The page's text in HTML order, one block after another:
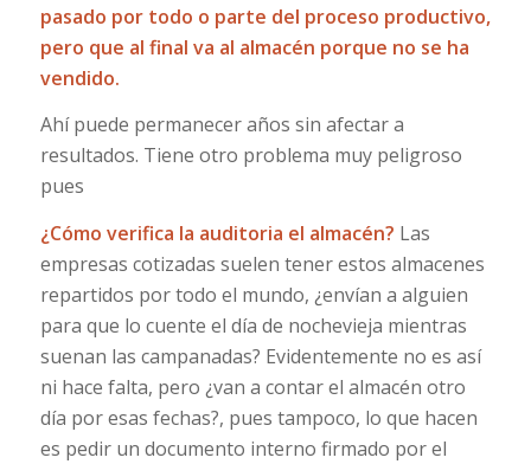
pasado por todo o parte del proceso productivo,
pero que al final va al almacén porque no se ha
vendido.
Ahí puede permanecer años sin afectar a
resultados. Tiene otro problema muy peligroso
pues
¿Cómo verifica la auditoria el almacén? Las
empresas cotizadas suelen tener estos almacenes
repartidos por todo el mundo, ¿envían a alguien
para que lo cuente el día de nochevieja mientras
suenan las campanadas? Evidentemente no es así
ni hace falta, pero ¿van a contar el almacén otro
día por esas fechas?, pues tampoco, lo que hacen
es pedir un documento interno firmado por el